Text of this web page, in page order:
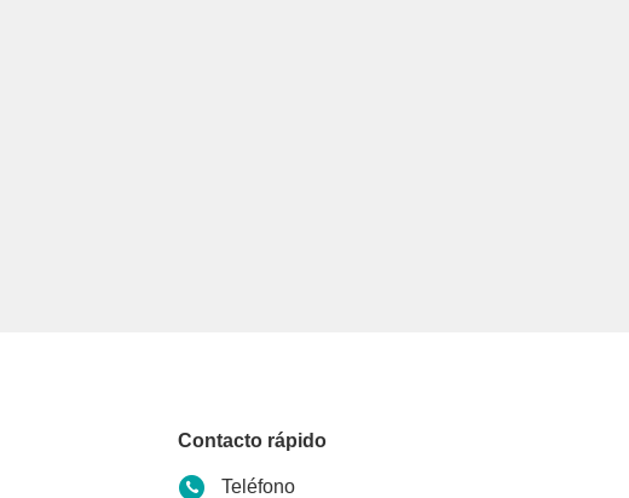
Contacto rápido
Teléfono